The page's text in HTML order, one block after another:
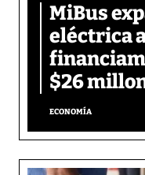
MiBus
eléctrica
$26
ECONOMÍA